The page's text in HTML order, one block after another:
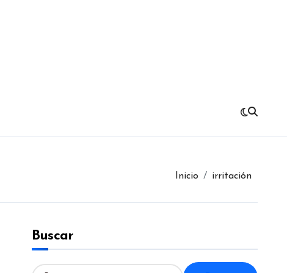
Inicio irritación
Buscar
B